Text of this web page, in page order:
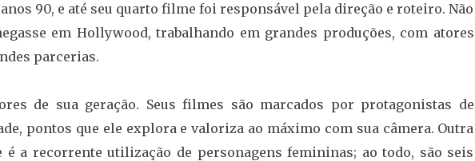
90, e até seu quarto filme foi responsável pela direção e roteiro. Não
em Hollywood, trabalhando em grandes produções, com atores
parcerias.
de sua geração. Seus filmes são marcados por protagonistas de
pontos que ele explora e valoriza ao máximo com sua câmera. Outra
é a recorrente utilização de personagens femininas; ao todo, são seis